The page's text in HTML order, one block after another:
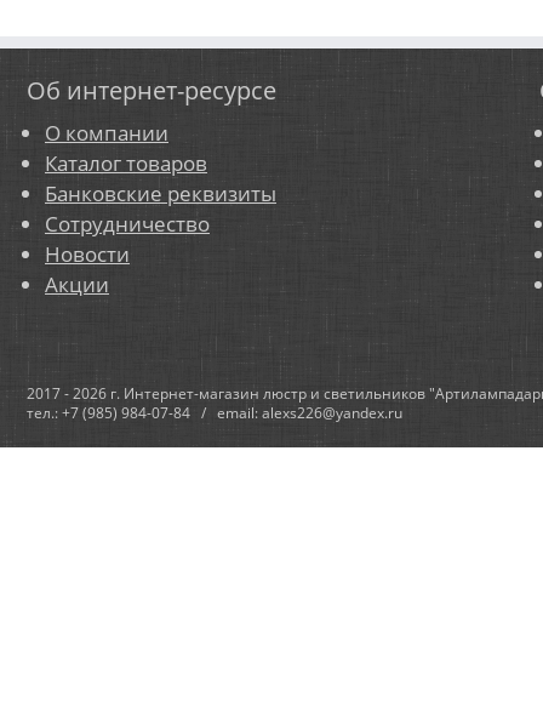
Об интернет-ресурсе
О компании
Каталог товаров
Банковские реквизиты
Сотрудничество
Новости
Акции
2017 - 2026 г. Интернет-магазин люстр и светильников
тел.: +7 (985) 984-07-84 / email: alexs226@yandex.ru